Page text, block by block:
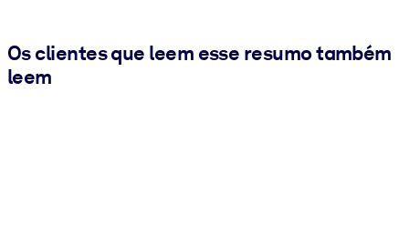
Os clientes que leem esse resumo também
leem